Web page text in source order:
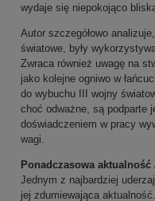
wydaje się niepokojąco
Autor szczegółowo
światowe, były
Zwraca również uwagę na
jako kolejne ogniwo w
do wybuchu III wojny
choć odważne, są podparte
doświadczeniem w pracy
wagi.
Ponadczasowa aktualność
Jednym z najbardziej
jej zdumiewająca